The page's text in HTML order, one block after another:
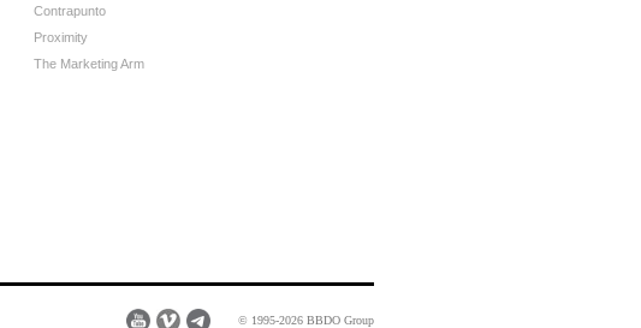
Contrapunto
Proximity
The Marketing Arm
© 1995-2026 BBDO Group